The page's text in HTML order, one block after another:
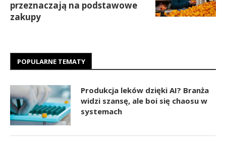
przeznaczają na podstawowe
zakupy
POPULARNE TEMATY
Produkcja leków dzięki AI? Branża
widzi szansę, ale boi się chaosu w
systemach